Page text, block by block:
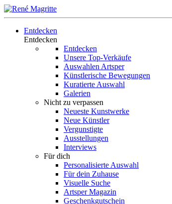
Entdecken
Entdecken
Entdecken
Unsere Top-Verkäufe
Auswahlen Artsper
Künstlerische Bewegungen
Kuratierte Auswahl
Galerien
Nicht zu verpassen
Neueste Kunstwerke
Neue Künstler
Vergunstigte
Ausstellungen
Interviews
Für dich
Personalisierte Auswahl
Für dein Zuhause
Visuelle Suche
Artsper Magazin
Geschenkgutschein